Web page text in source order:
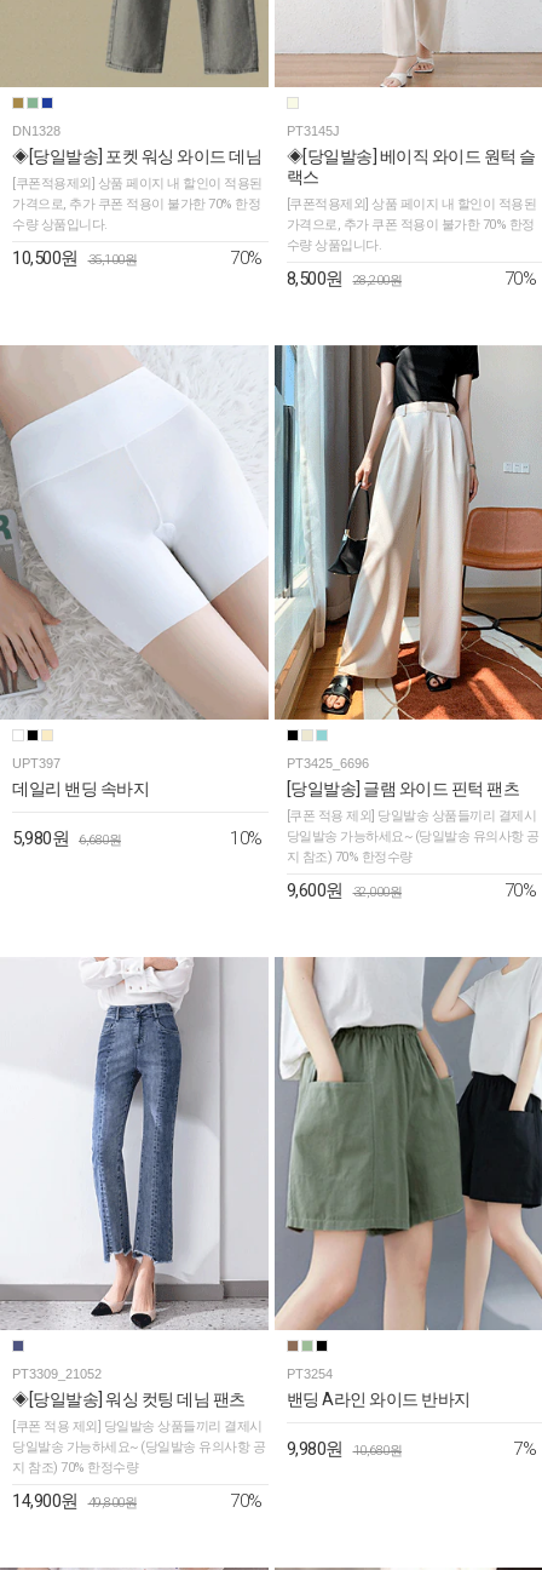
DN1328
◈[당일발송] 포켓 워싱 와이드 데님
[쿠폰적용제외] 상품 페이지 내 할인이 적용된
가격으로, 추가 쿠폰 적용이 불가한 70% 한정
수량 상품입니다.
10,500원 35,100원 70%
PT3145J
◈[당일발송] 베이직 와이드 원턱 슬
랙스
[쿠폰적용제외] 상품 페이지 내 할인이 적용된
가격으로, 추가 쿠폰 적용이 불가한 70% 한정
수량 상품입니다.
8,500원 28,200원 70%
UPT397
데일리 밴딩 속바지
5,980원 6,680원 10%
PT3425_6696
[당일발송] 글램 와이드 핀턱 팬츠
[쿠폰 적용 제외] 당일발송 상품들끼리 결제시
당일발송 가능하세요~ (당일발송 유의사항 공
지 참조) 70% 한정수량
9,600원 32,000원 70%
PT3309_21052
◈[당일발송] 워싱 컷팅 데님 팬츠
[쿠폰 적용 제외] 당일발송 상품들끼리 결제시
당일발송 가능하세요~ (당일발송 유의사항 공
지 참조) 70% 한정수량
14,900원 49,800원 70%
PT3254
밴딩 A라인 와이드 반바지
9,980원 10,680원 7%